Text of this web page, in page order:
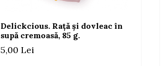
Delickcious. Rață și dovleac în
supă cremoasă, 85 g.
5,00 Lei